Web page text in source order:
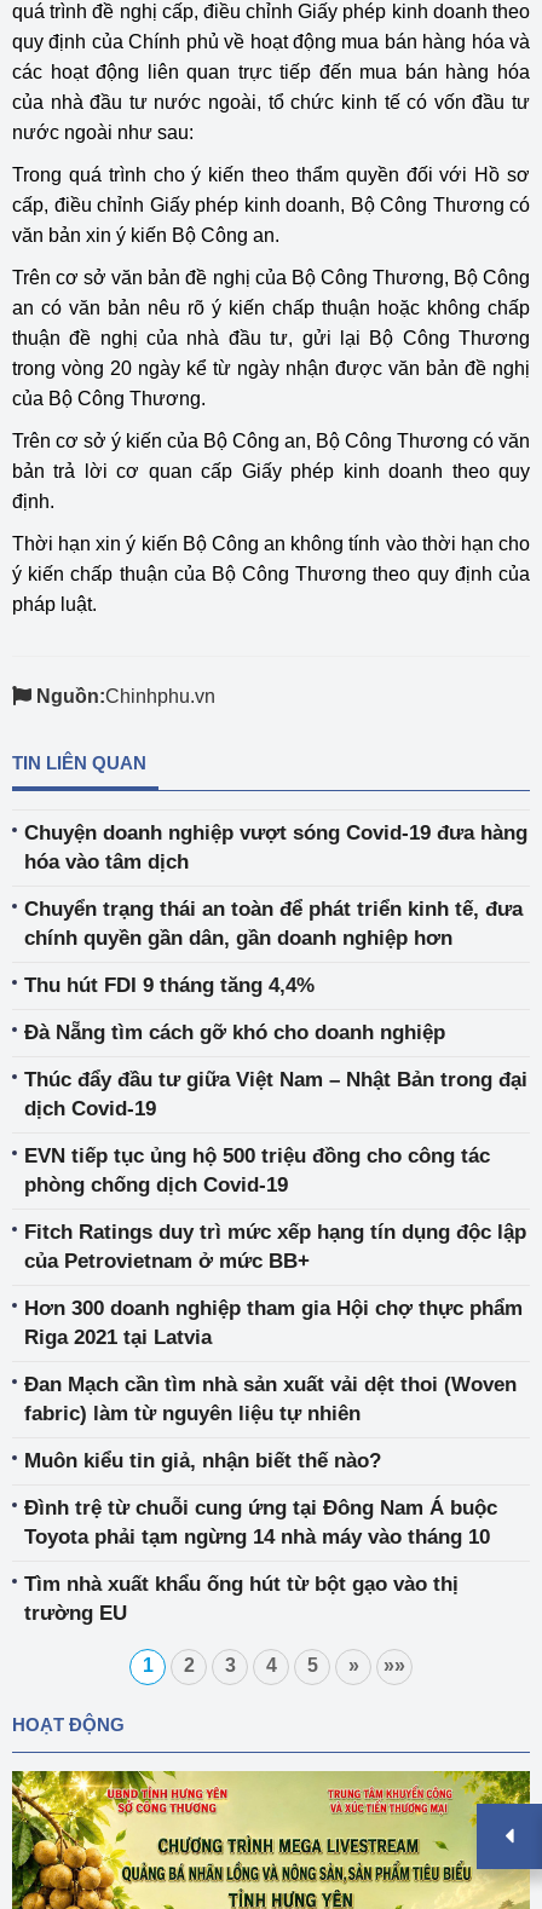
quá trình đề nghị cấp, điều chỉnh Giấy phép kinh doanh theo
quy định của Chính phủ về hoạt động mua bán hàng hóa và
các hoạt động liên quan trực tiếp đến mua bán hàng hóa
của nhà đầu tư nước ngoài, tổ chức kinh tế có vốn đầu tư
nước ngoài như sau:
Trong quá trình cho ý kiến theo thẩm quyền đối với Hồ sơ
cấp, điều chỉnh Giấy phép kinh doanh, Bộ Công Thương có
văn bản xin ý kiến Bộ Công an.
Trên cơ sở văn bản đề nghị của Bộ Công Thương, Bộ Công
an có văn bản nêu rõ ý kiến chấp thuận hoặc không chấp
thuận đề nghị của nhà đầu tư, gửi lại Bộ Công Thương
trong vòng 20 ngày kể từ ngày nhận được văn bản đề nghị
của Bộ Công Thương.
Trên cơ sở ý kiến của Bộ Công an, Bộ Công Thương có văn
bản trả lời cơ quan cấp Giấy phép kinh doanh theo quy
định.
Thời hạn xin ý kiến Bộ Công an không tính vào thời hạn cho
ý kiến chấp thuận của Bộ Công Thương theo quy định của
pháp luật.
Nguồn:Chinhphu.vn
TIN LIÊN QUAN
Chuyện doanh nghiệp vượt sóng Covid-19 đưa hàng
hóa vào tâm dịch
Chuyển trạng thái an toàn để phát triển kinh tế, đưa
chính quyền gần dân, gần doanh nghiệp hơn
Thu hút FDI 9 tháng tăng 4,4%
Đà Nẵng tìm cách gỡ khó cho doanh nghiệp
Thúc đẩy đầu tư giữa Việt Nam – Nhật Bản trong đại
dịch Covid-19
EVN tiếp tục ủng hộ 500 triệu đồng cho công tác
phòng chống dịch Covid-19
Fitch Ratings duy trì mức xếp hạng tín dụng độc lập
của Petrovietnam ở mức BB+
Hơn 300 doanh nghiệp tham gia Hội chợ thực phẩm
Riga 2021 tại Latvia
Đan Mạch cần tìm nhà sản xuất vải dệt thoi (Woven
fabric) làm từ nguyên liệu tự nhiên
Muôn kiểu tin giả, nhận biết thế nào?
Đình trệ từ chuỗi cung ứng tại Đông Nam Á buộc
Toyota phải tạm ngừng 14 nhà máy vào tháng 10
Tìm nhà xuất khẩu ống hút từ bột gạo vào thị
trường EU
1 2 3 4 5 » »»
HOẠT ĐỘNG